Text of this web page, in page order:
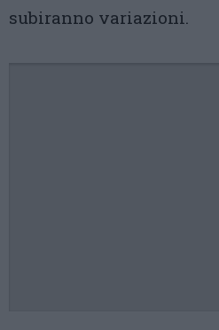
subiranno variazioni.